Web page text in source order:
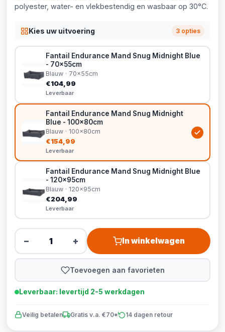
polyester, water- en vlekbestendig en wasbaar op 30°C.
Kies uw uitvoering 3 opties
Fantail Endurance Mand Snug Midnight Blue
- 70x55cm
Blauw · 70x55cm
€104,99
Leverbaar
Fantail Endurance Mand Snug Midnight
Blue - 100x80cm
Blauw · 100x80cm
€154,99
Leverbaar
Fantail Endurance Mand Snug Midnight Blue
- 120x95cm
Blauw · 120x95cm
€204,99
Leverbaar
− + In winkelwagen
Toevoegen aan favorieten
Leverbaar: levertijd 2-5 werkdagen
Veilig betalen Gratis v.a. €70* 14 dagen retour